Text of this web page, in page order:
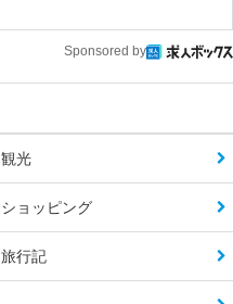
Sponsored by
観光
ショッピング
旅行記